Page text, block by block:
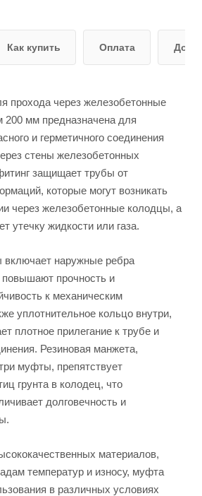
Как купить Оплата
прохода через железобетонные
мм предназначена для
и герметичного соединения
стены железобетонных
защищает трубы от
которые могут возникать
через железобетонные колодцы, а
утечку жидкости или газа.
включает наружные ребра
повышают прочность и
к механическим
уплотнительное кольцо внутри,
плотное прилегание к трубе и
Резиновая манжета,
муфты, препятствует
грунта в колодец, что
долговечность и
материалов,
температур и износу, муфта
в различных условиях